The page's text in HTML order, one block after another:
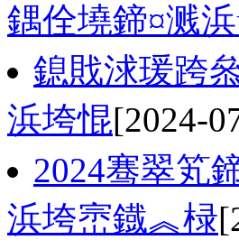
鍝佺墝鍗¤溅
鎴戝浗瑗跨
浜垮惃[2024-
2024骞翠笂
浜垮崈鐡︽椂